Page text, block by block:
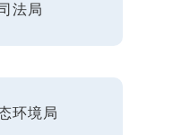
法局
环境局